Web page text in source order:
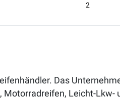
2
Das
Motorradreifen, Leicht-